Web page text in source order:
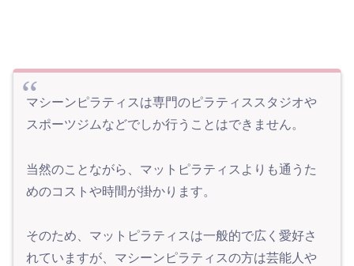
マシーンピラティスは専門のピラティススタジオや
スポーツジムなどでしか行うことはできません。
当然のことながら、マットピラティスよりも通うた
めのコストや時間が掛かります。
そのため、マットピラティスは一般的で広く愛好さ
れていますが、マシーンピラティスの方は芸能人や